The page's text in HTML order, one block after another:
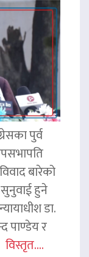
पुर्व
बारेको
हुने
डा.
पाण्डेय र
विस्तृत....